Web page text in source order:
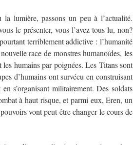
lumière, passons un peu à l’actualité.
le présenter, vous l’avez tous lu, non?
terriblement addictive : l’humanité
race de monstres humanoïdes, les
humains par poignées. Les Titans sont
d’humains ont survécu en construisant
s’organisant militairement. Des soldats
à haut risque, et parmi eux, Eren, un
vont peut-être changer le cours de